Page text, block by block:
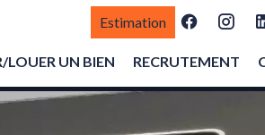
Estimation
LOUER UN BIEN RECRUTEMENT